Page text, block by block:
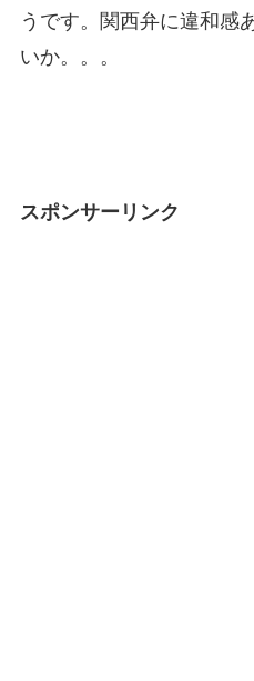
うです。関西弁に違和感
いか。。。
スポンサーリンク